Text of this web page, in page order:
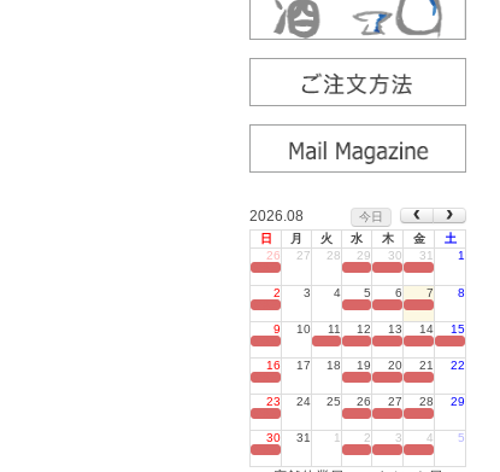
2026.08
今日
日
月 火 水 木 金
土
26
27 28 29 30 31 1
2 3 4 5 6 7 8
9 10 11 12 13 14 15
16 17 18 19 20 21 22
23 24 25 26 27 28 29
30 31 1 2 3 4 5